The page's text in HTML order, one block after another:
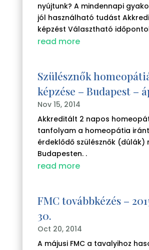
nyújtunk? A mindennapi
jól használható tudást
képzést Választható
read more
Szülésznők
képzése – Budapest –
Nov 15, 2014
Akkreditált 2 napos
tanfolyam a homeopátia iránt
érdeklődő szülésznők (dúlák)
Budapesten. .
read more
FMC továbbkézés –
30.
Oct 20, 2014
A májusi FMC a tavalyihoz